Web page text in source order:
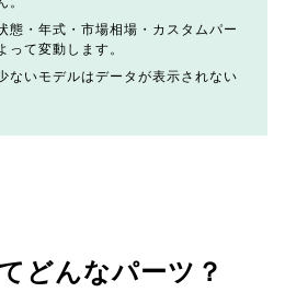
態・年式・市場相場・カスタムパー
って変動します。
ないモデルはデータが表示されない
どんなパーツ？